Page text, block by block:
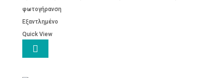
φωτογήρανση
Εξαντλημένο
Quick View
